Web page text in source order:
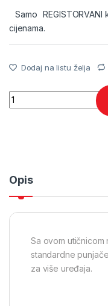
Samo REGISTORVANI
cijenama.
Dodaj na listu želja
Quantity
Opis
Sa ovom utičnicom
standardne
za više uređaja.